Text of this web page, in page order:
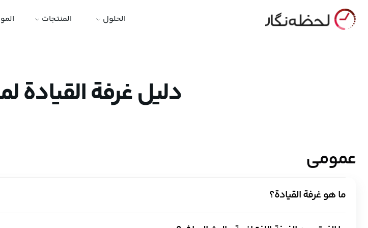
الحلول المنتجات
دليل غرفة القيادة
عمومی
ما هو غرفة القيادة؟